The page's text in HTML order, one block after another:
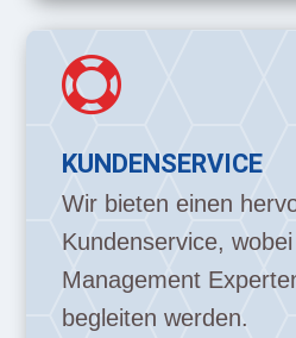

KUNDENSERVICE
Wir bieten einen
Kundenservice,
Management
begleiten werden.